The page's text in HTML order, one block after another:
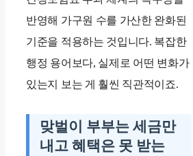
반영해 가구원 수를 가산한 완화된
기준을 적용하는 것입니다. 복잡한
행정 용어보다, 실제로 어떤 변화가
있는지 보는 게 훨씬 직관적이죠.
맞벌이 부부는 세금만
내고 혜택은 못 받는